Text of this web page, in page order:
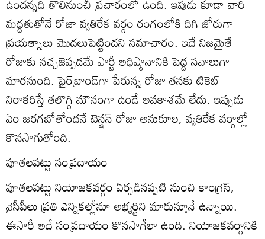
మద్దతుతోనే రోజా వ్యతిరేక వర్గం రంగంలోకి దిగి జోరుగా
ప్రయత్నాలు మొదలుపెట్టిందని సమాచారం. ఇదే నిజమైతే
రోజాకు నచ్చజెప్పడమే పార్టీ అధిష్ఠానానికి పెద్ద సవాలుగా
మారనుంది. ఫైర్‌బ్రాండ్‌గా పేరున్న రోజా తనకు టికెట్‌
నిరాకరిస్తే తలొగ్గి మౌనంగా ఉండే అవకాశమే లేదు. ఇప్పుడు
ఏం జరగబోతోందనే టెన్షన్‌ రోజా అనుకూల, వ్యతిరేక వర్గాల్లో
కొనసాగుతోంది.
పూతలపట్టు సంప్రదాయం
పూతలపట్టు నియోజకవర్గం ఏర్పడినప్పటి నుంచి కాంగ్రెస్‌,
వైసీపీలు ప్రతి ఎన్నికల్లోనూ అభ్యర్థిని మారుస్తూనే ఉన్నాయి.
ఈసారీ అదే సంప్రదాయం కొనసాగేలా ఉంది. నియోజకవర్గానికి